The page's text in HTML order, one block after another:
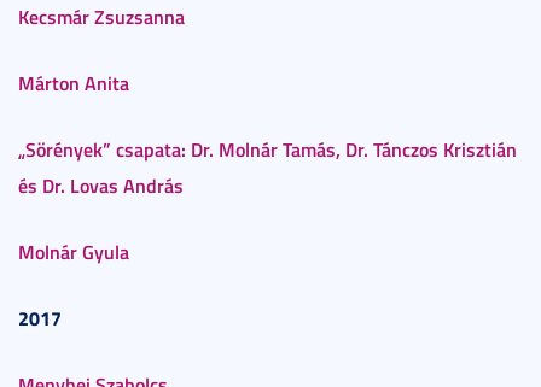
Kecsmár Zsuzsanna
Márton Anita
„Sörények” csapata: Dr. Molnár Tamás, Dr. Tánczos Krisztián
és Dr. Lovas András
Molnár Gyula
2017